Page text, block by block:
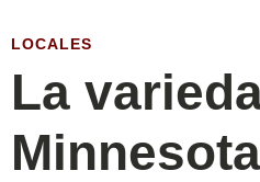
LOCALES
La